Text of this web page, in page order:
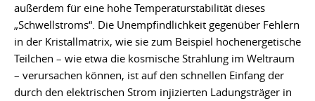
außerdem für eine hohe Temperaturstabilität dieses
„Schwellstroms“. Die Unempfindlichkeit gegenüber Fehlern
in der Kristallmatrix, wie sie zum Beispiel hochenergetische
Teilchen – wie etwa die kosmische Strahlung im Weltraum
– verursachen können, ist auf den schnellen Einfang der
durch den elektrischen Strom injizierten Ladungsträger in